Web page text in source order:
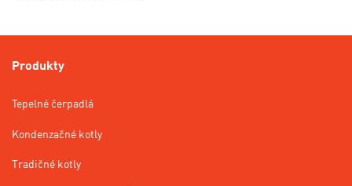
Produkty
Tepelné čerpadlá
Kondenzačné kotly
Tradičné kotly